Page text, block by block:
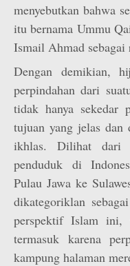
menyebutkan bahwa
itu bernama Ummu
Ismail Ahmad sebagai
Dengan demikian,
perpindahan dari
tidak hanya sekedar
tujuan yang jelas
ikhlas. Dilihat dari
penduduk di
Pulau Jawa ke
dikategoriklan
perspektif Islam ini,
termasuk karena
kampung halaman